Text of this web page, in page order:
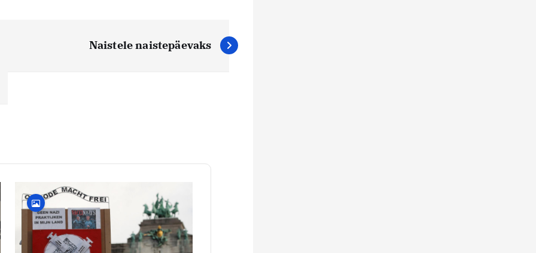
Naistele naistepäevaks